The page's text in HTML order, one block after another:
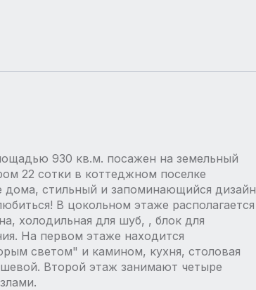
930 кв.м. посажен на земельный
22 сотки в коттеджном поселке
дома, стильный и запоминающийся дизайн
В цокольном этаже располагается
холодильная для шуб, , блок для
На первом этаже находится
светом" и камином, кухня, столовая
Второй этаж занимают четыре